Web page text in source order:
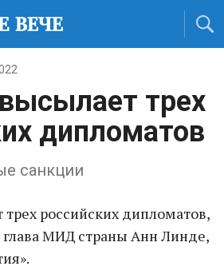
трех
дипломатов
санкции
российских дипломатов,
глава МИД страны Анн Линде,